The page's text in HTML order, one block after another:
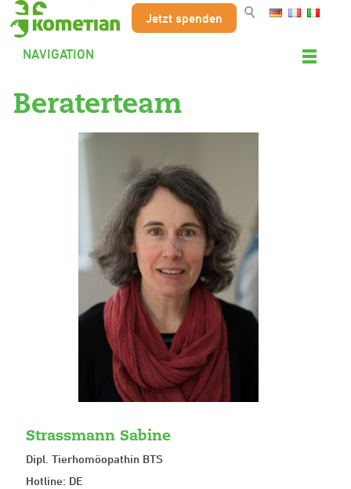
Jetzt spenden
NAVIGATION
Beraterteam
Strassmann Sabine
Dipl. Tierhomöopathin BTS
Hotline: DE